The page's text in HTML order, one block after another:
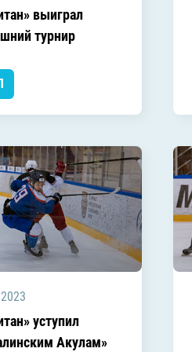
выиграл
турнир
уступил
Акулам»